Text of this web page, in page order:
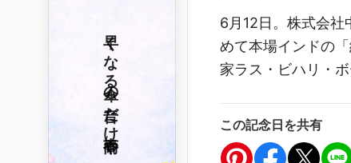
6月12日。株式会社
めて本場インドの
家ラス・ビハリ・
この記念日を共有
春雨や
傘の音だけ
早くなる